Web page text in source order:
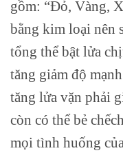
gồm: “Đỏ, Vàng,
bằng kim loại nên
tổng thể bật lửa
tăng giảm độ
tăng lửa vặn phải
còn có thể bẻ
mọi tình huống